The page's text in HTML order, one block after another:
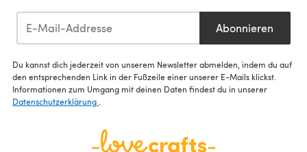
Abonnieren
Du kannst dich jederzeit von unserem Newsletter abmelden, indem du auf
den entsprechenden Link in der Fußzeile einer unserer E-Mails klickst.
Informationen zum Umgang mit deinen Daten findest du in unserer
Datenschutzerklärung